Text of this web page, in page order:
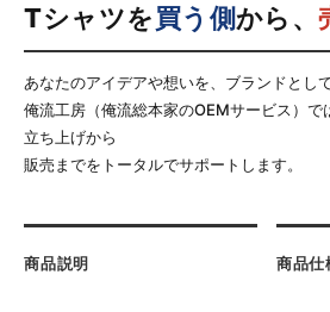
Tシャツを買う側から、
あなたのアイデアや想いを、ブランドとし
俺流工房（俺流総本家のOEMサービス）
立ち上げから
販売までをトータルでサポートします。
商品説明 商品仕